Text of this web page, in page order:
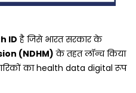
IDहै जिसे भारत सरकार के
(NDHM) के तहत लॉन्च किया
का health data digital रूप